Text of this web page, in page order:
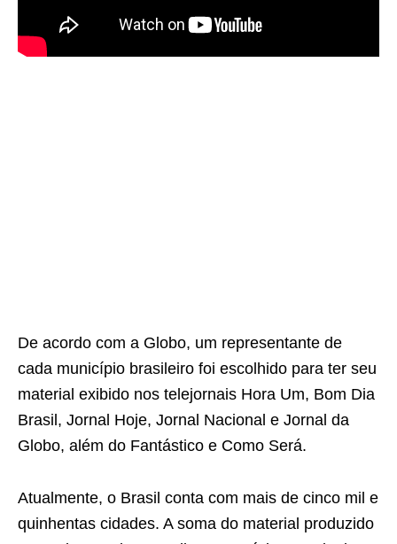
De acordo com a Globo, um representante de
cada município brasileiro foi escolhido para ter seu
material exibido nos telejornais Hora Um, Bom Dia
Brasil, Jornal Hoje, Jornal Nacional e Jornal da
Globo, além do Fantástico e Como Será.
Atualmente, o Brasil conta com mais de cinco mil e
quinhentas cidades. A soma do material produzido